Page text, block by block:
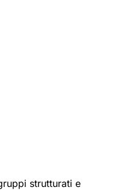
strutturati e